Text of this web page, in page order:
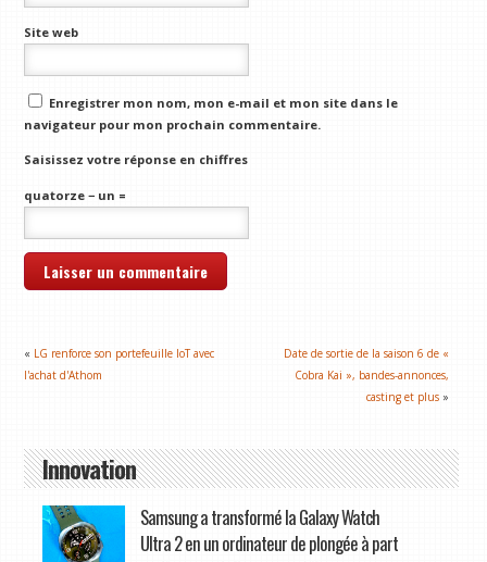
Site web
Enregistrer mon nom, mon e-mail et mon site dans le
navigateur pour mon prochain commentaire.
Saisissez votre réponse en chiffres
quatorze − un =
« LG renforce son portefeuille IoT avec
l'achat d'Athom
Date de sortie de la saison 6 de «
Cobra Kai », bandes-annonces,
casting et plus »
Innovation
Samsung a transformé la Galaxy Watch
Ultra 2 en un ordinateur de plongée à part